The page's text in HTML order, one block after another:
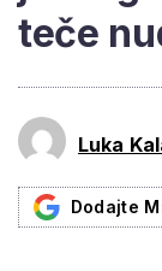
teče
Luka
Dodajte